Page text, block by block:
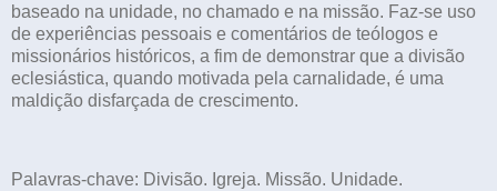
baseado na unidade, no chamado e na missão. Faz-se uso
de experiências pessoais e comentários de teólogos e
missionários históricos, a fim de demonstrar que a divisão
eclesiástica, quando motivada pela carnalidade, é uma
maldição disfarçada de crescimento.
Palavras-chave: Divisão. Igreja. Missão. Unidade.